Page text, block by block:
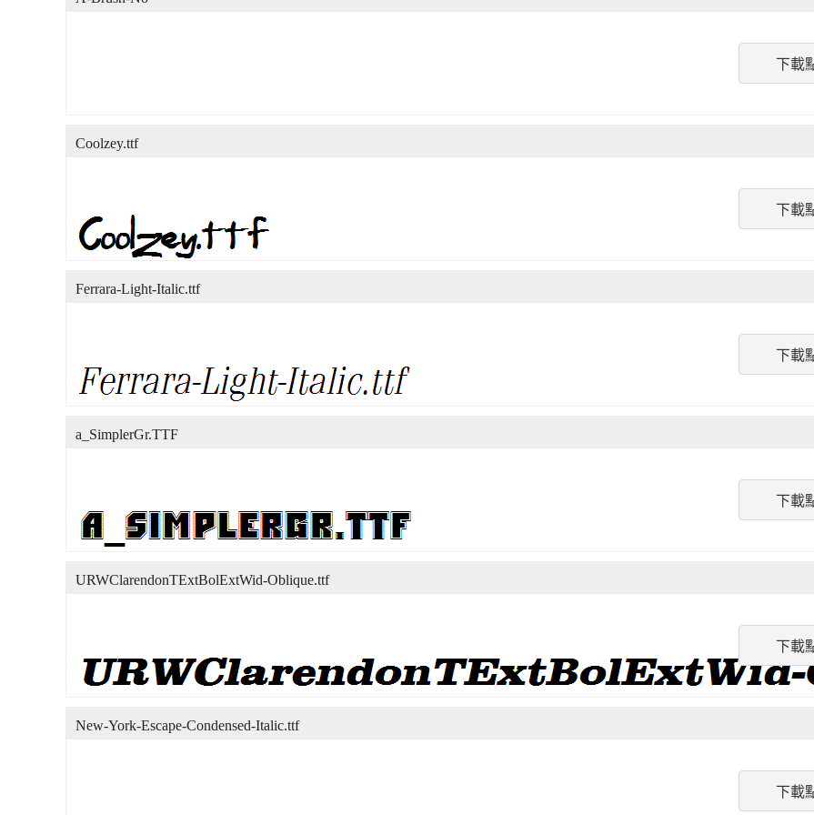
下載
下載
Coolzey.ttf
下載
Ferrara-Light-Italic.ttf
下載
a_SimplerGr.TTF
下載
URWClarendonTExtBolExtWid-Oblique.ttf
下載
New-York-Escape-Condensed-Italic.ttf